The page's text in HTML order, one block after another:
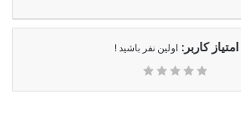
امتیاز کاربر: اولین نفر باشید !